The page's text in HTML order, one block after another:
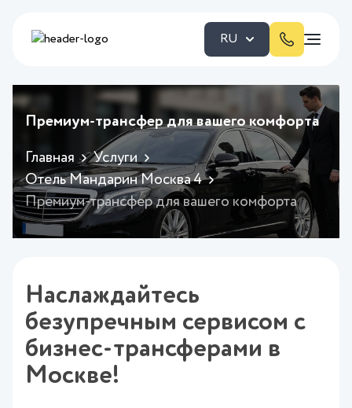
RU
Премиум-трансфер для вашего комфорта
Главная
Услуги
Отель Мандарин Москва 4
Премиум-трансфер для вашего комфорта
Наслаждайтесь
безупречным сервисом с
бизнес-трансферами в
Москве!